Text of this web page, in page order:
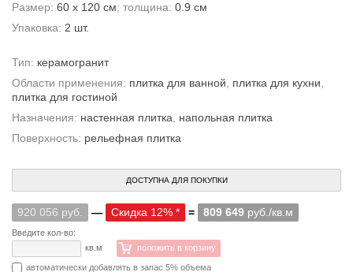
Размер: 60 x 120 см; толщина: 0.9 см
Упаковка: 2 шт.
Тип: керамогранит
Области применения: плитка для ванной плитка для кухни
плитка для гостиной
Назначения: настенная плитка
напольная плитка
Поверхность: рельефная плитка
ДОСТУПНА ДЛЯ ПОКУПКИ
920 056 руб. — Скидка 12% * = 809 649 руб./кв.м
Введите кол-во:
кв.м
положить в корзину
автоматически добавлять в запас 5% объема